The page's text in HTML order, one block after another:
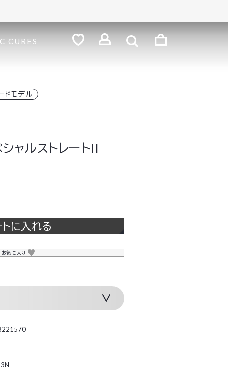
CURES
ドモデル
ャルストレートII
トに入れる
お気に入り